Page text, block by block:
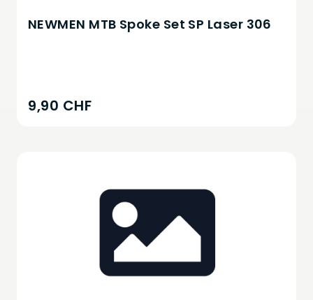
NEWMEN MTB Spoke Set SP Laser 306
9,90 CHF